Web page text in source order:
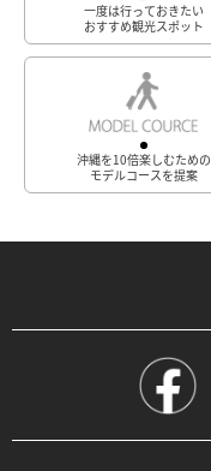
一度は行っておきたい
おすすめ観光スポット
沖縄を10倍楽しむための
モデルコースを提案